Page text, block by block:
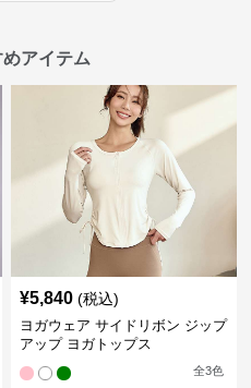
アイテム
¥5,840 (税込)
ヨガウェア サイドリボン ジップ
アップ ヨガトップス
全3色